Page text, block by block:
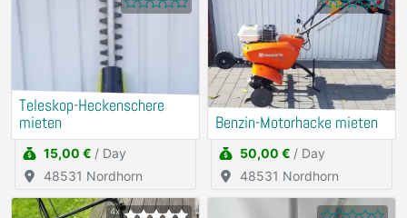
Teleskop-Heckenschere
mieten
15,00 € / Day
48531 Nordhorn
Benzin-Motorhacke mieten
50,00 € / Day
48531 Nordhorn
4x